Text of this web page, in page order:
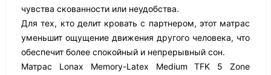
чувства скованности или неудобства.
Для тех, кто делит кровать с партнером, этот матрас
уменьшит ощущение движения другого человека, что
обеспечит более спокойный и непрерывный сон.
Матрас Lonax Memory-Latex Medium TFK 5 Zone